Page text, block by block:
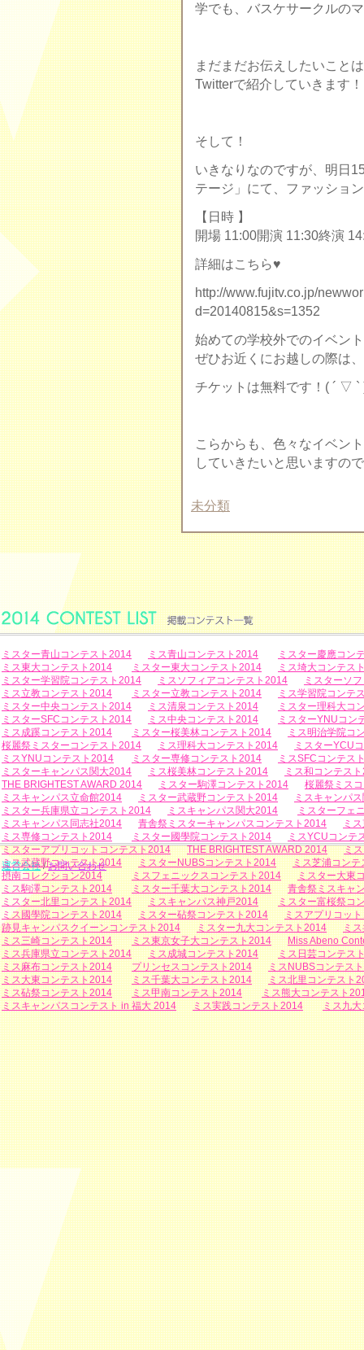
学でも、バスケサークルの
まだまだお伝えしたいこと
Twitterで紹介していきます
そして！
いきなりなのですが、明日
テージ」にて、ファッショ
【日時 】
開場 11:00開演 11:30終演
詳細はこちら♥︎
http://www.fujitv.co.jp/
d=20140815&s=1352
始めての学校外でのイベン
ぜひお近くにお越しの際は
チケットは無料です！( ´ ▽ `
こらからも、色々なイベン
していきたいと思いますの
未分類
ミスター青山コンテスト2014 ミス青山コンテスト2014
ミスター慶應コン
ミス東大コンテスト2014
ミスター東大コンテスト2014
ミス埼大コンテス
ミスター学習院コンテスト2014
ミスソフィアコンテスト2014
ミスターソ
ミス立教コンテスト2014
ミスター立教コンテスト2014
ミス学習院コンテ
ミスター中央コンテスト2014
ミス清泉コンテスト2014
ミスター理科大コ
ミスターSFCコンテスト2014
ミス中央コンテスト2014
ミスターYNUコン
ミス成蹊コンテスト2014
ミスター桜美林コンテスト2014
ミス明治学院コ
桜麗祭ミスターコンテスト2014
ミス理科大コンテスト2014
ミスターYCU
ミスYNUコンテスト2014
ミスター専修コンテスト2014
ミスSFCコンテス
ミスターキャンパス関大2014
ミス桜美林コンテスト2014
ミス和コンテス
THE BRIGHTEST AWARD 2014
ミスター駒澤コンテスト2014
桜麗祭ミス
ミスキャンパス立命館2014
ミスター武蔵野コンテスト2014
ミスキャンパ
ミスター兵庫県立コンテスト2014
ミスキャンパス関大2014
ミスターフェ
ミスキャンパス同志社2014
青舎祭ミスターキャンパスコンテスト2014
ミ
ミス専修コンテスト2014
ミスター國學院コンテスト2014
ミスYCUコンテ
ミスターアプリコットコンテスト2014
THE BRIGHTEST AWARD 2014
ミ
ミス武蔵野コンテスト2014
ミスターNUBSコンテスト2014
ミス芝浦コンテ
摂南コレクション2014
ミスフェニックスコンテスト2014
ミスター大東
ミス駒澤コンテスト2014
ミスター千葉大コンテスト2014
青舎祭ミスキャ
ミスター北里コンテスト2014
ミスキャンパス神戸2014
ミスター富桜祭コ
ミス國學院コンテスト2014
ミスター砧祭コンテスト2014
ミスアプリコッ
跡見キャンパスクイーンコンテスト2014
ミスター九大コンテスト2014
ミ
ミス三崎コンテスト2014
ミス東京女子大コンテスト2014
Miss Abeno
ミス兵庫県立コンテスト2014
ミス成城コンテスト2014
ミス日芸コンテス
ミス麻布コンテスト2014
プリンセスコンテスト2014
ミスNUBSコンテス
ミス大東コンテスト2014
ミス千葉大コンテスト2014
ミス北里コンテスト
ミス砧祭コンテスト2014
ミス甲南コンテスト2014
ミス熊大コンテスト
ミスキャンパスコンテスト in 福大 2014
ミス実践コンテスト2014 ミス九
運営会社/お問い合わせ